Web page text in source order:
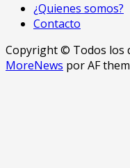
¿Quienes somos?
Contacto
Copyright © Todos los
MoreNews por AF